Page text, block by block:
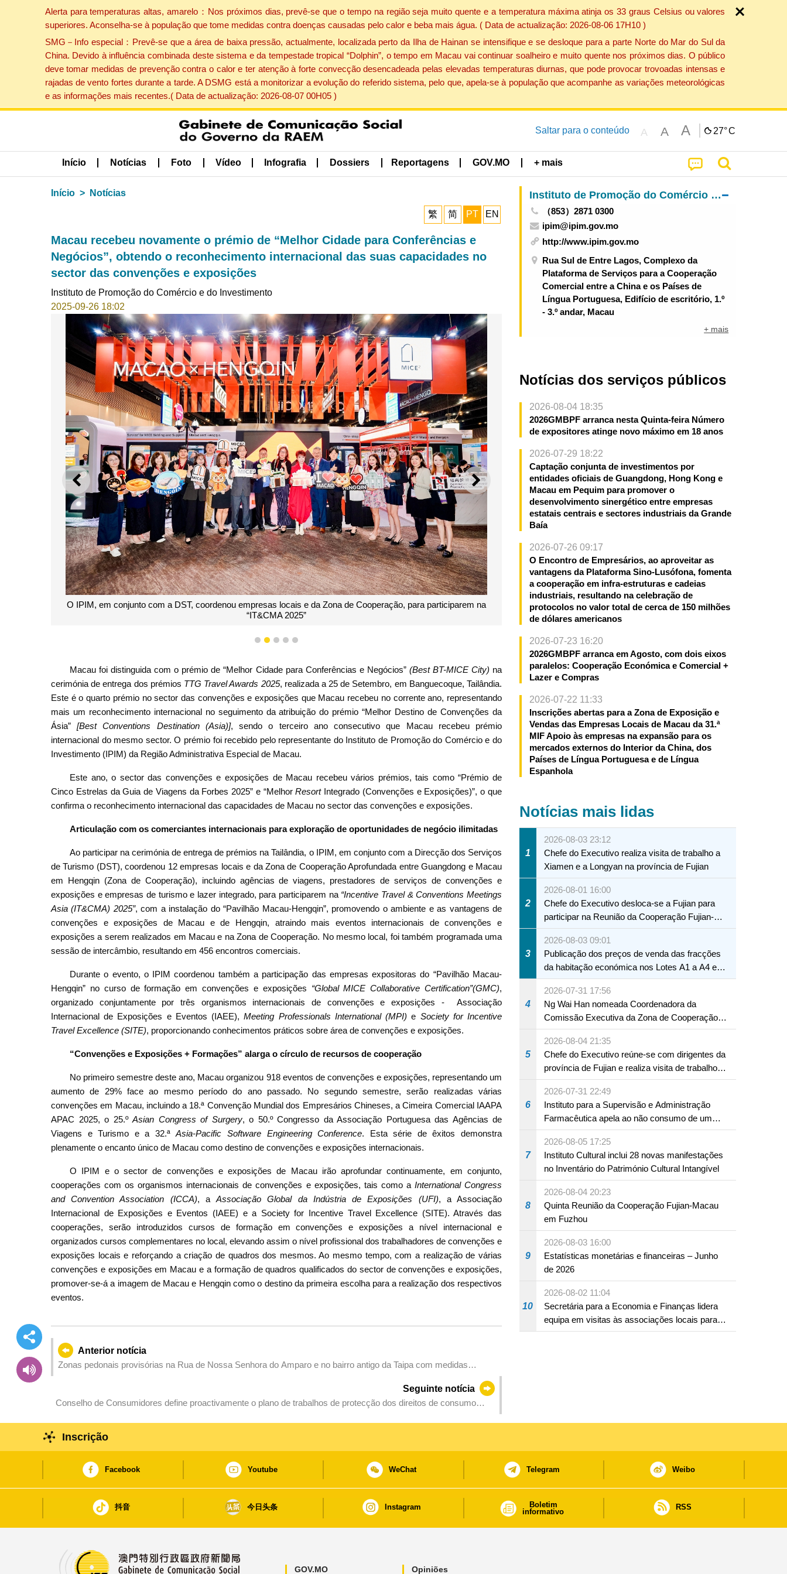
Alerta para temperaturas altas, amarelo：Nos próximos dias, prevê-se que o tempo na região seja muito quente e a temperatura máxima atinja os 33 graus Celsius ou valores
superiores. Aconselha-se à população que tome medidas contra doenças causadas pelo calor e beba mais água. ( Data de actualização: 2026-08-06 17H10 )
SMG－Info especial：Prevê-se que a área de baixa pressão, actualmente, localizada perto da Ilha de Hainan se intensifique e se desloque para a parte Norte do Mar do Sul da
China. Devido à influência combinada deste sistema e da tempestade tropical “Dolphin”, o tempo em Macau vai continuar soalheiro e muito quente nos próximos dias. O público
deve tomar medidas de prevenção contra o calor e ter atenção à forte convecção desencadeada pelas elevadas temperaturas diurnas, que pode provocar trovoadas intensas e
rajadas de vento fortes durante a tarde. A DSMG está a monitorizar a evolução do referido sistema, pelo que, apela-se à população que acompanhe as variações meteorológicas
e as informações mais recentes.( Data de actualização: 2026-08-07 00H05 )
Saltar para o conteúdo A A A 27°C
Início Notícias Foto Vídeo Infografia Dossiers Reportagens GOV.MO + mais
Início Notícias
繁 简 PT EN
Macau recebeu novamente o prémio de “Melhor Cidade para Conferências e
Negócios”, obtendo o reconhecimento internacional das suas capacidades no
sector das convenções e exposições
Instituto de Promoção do Comércio e do Investimento
2025-09-26 18:02
ANTERIOR SEGUINTE
O IPIM, em conjunto com a DST, coordenou empresas locais e da Zona de Cooperação, para participarem na
“IT&CMA 2025”
1 2 3 4 5
Macau foi distinguida com o prémio de “Melhor Cidade para Conferências e Negócios” (Best BT-MICE City) na
cerimónia de entrega dos prémios TTG Travel Awards 2025, realizada a 25 de Setembro, em Banguecoque, Tailândia.
Este é o quarto prémio no sector das convenções e exposições que Macau recebeu no corrente ano, representando
mais um reconhecimento internacional no seguimento da atribuição do prémio “Melhor Destino de Convenções da
Ásia”[Best Conventions Destination (Asia)], sendo o terceiro ano consecutivo que Macau recebeu prémio
internacional do mesmo sector. O prémio foi recebido pelo representante do Instituto de Promoção do Comércio e do
Investimento (IPIM) da Região Administrativa Especial de Macau.
Este ano, o sector das convenções e exposições de Macau recebeu vários prémios, tais como “Prémio de
Cinco Estrelas da Guia de Viagens da Forbes 2025” e “MelhorResortIntegrado (Convenções e Exposições)”, o que
confirma o reconhecimento internacional das capacidades de Macau no sector das convenções e exposições.
Articulação com os comerciantes internacionais para exploração de oportunidades de negócio ilimitadas
Ao participar na cerimónia de entrega de prémios na Tailândia, o IPIM, em conjunto com a Direcção dos Serviços
de Turismo (DST), coordenou 12 empresas locais e da Zona de Cooperação Aprofundada entre Guangdong e Macau
em Hengqin (Zona de Cooperação), incluindo agências de viagens, prestadores de serviços de convenções e
exposições e empresas de turismo e lazer integrado, para participarem na “Incentive Travel & Conventions Meetings
Asia (IT&CMA) 2025”, com a instalação do “Pavilhão Macau-Hengqin”, promovendo o ambiente e as vantagens de
convenções e exposições de Macau e de Hengqin, atraindo mais eventos internacionais de convenções e
exposições a serem realizados em Macau e na Zona de Cooperação. No mesmo local, foi também programada uma
sessão de intercâmbio, resultando em 456 encontros comerciais.
Durante o evento, o IPIM coordenou também a participação das empresas expositoras do “Pavilhão Macau-
Hengqin” no curso de formação em convenções e exposições “Global MICE Collaborative Certification”(GMC),
organizado conjuntamente por três organismos internacionais de convenções e exposições - Associação
Internacional de Exposições e Eventos (IAEE),Meeting Professionals International (MPI) e Society for Incentive
Travel Excellence (SITE), proporcionando conhecimentos práticos sobre área de convenções e exposições.
“Convenções e Exposições + Formações” alarga o círculo de recursos de cooperação
No primeiro semestre deste ano, Macau organizou 918 eventos de convenções e exposições, representando um
aumento de 29% face ao mesmo período do ano passado. No segundo semestre, serão realizadas várias
convenções em Macau, incluindo a 18.ª Convenção Mundial dos Empresários Chineses, a Cimeira Comercial IAAPA
APAC 2025, o 25.ºAsian Congress of Surgery, o 50.º Congresso da Associação Portuguesa das Agências de
Viagens e Turismo e a 32.ªAsia-Pacific Software Engineering Conference. Esta série de êxitos demonstra
plenamente o encanto único de Macau como destino de convenções e exposições internacionais.
O IPIM e o sector de convenções e exposições de Macau irão aprofundar continuamente, em conjunto,
cooperações com os organismos internacionais de convenções e exposições, tais como a International Congress
and Convention Association (ICCA), aAssociação Global da Indústria de Exposições (UFI), a Associação
Internacional de Exposições e Eventos (IAEE) e a Society for Incentive Travel Excellence (SITE). Através das
cooperações, serão introduzidos cursos de formação em convenções e exposições a nível internacional e
organizados cursos complementares no local, elevando assim o nível profissional dos trabalhadores de convenções e
exposições locais e reforçando a criação de quadros dos mesmos. Ao mesmo tempo, com a realização de várias
convenções e exposições em Macau e a formação de quadros qualificados do sector de convenções e exposições,
promover-se-á a imagem de Macau e Hengqin como o destino da primeira escolha para a realização dos respectivos
eventos.
Anterior notícia
Zonas pedonais provisórias na Rua de Nossa Senhora do Amparo e no bairro antigo da Taipa com medidas
Seguinte notícia
Conselho de Consumidores define proactivamente o plano de trabalhos de protecção dos direitos de consumo
Instituto de Promoção do Comércio e do Investimento
（853）2871 0300
ipim@ipim.gov.mo
http://www.ipim.gov.mo
Rua Sul de Entre Lagos, Complexo da
Plataforma de Serviços para a Cooperação
Comercial entre a China e os Países de
Língua Portuguesa, Edifício de escritório, 1.º
- 3.º andar, Macau
+ mais
Notícias dos serviços públicos
2026-08-04 18:35
2026GMBPF arranca nesta Quinta-feira Número
de expositores atinge novo máximo em 18 anos
2026-07-29 18:22
Captação conjunta de investimentos por
entidades oficiais de Guangdong, Hong Kong e
Macau em Pequim para promover o
desenvolvimento sinergético entre empresas
estatais centrais e sectores industriais da Grande
Baía
2026-07-26 09:17
O Encontro de Empresários, ao aproveitar as
vantagens da Plataforma Sino-Lusófona, fomenta
a cooperação em infra-estruturas e cadeias
industriais, resultando na celebração de
protocolos no valor total de cerca de 150 milhões
de dólares americanos
2026-07-23 16:20
2026GMBPF arranca em Agosto, com dois eixos
paralelos: Cooperação Económica e Comercial +
Lazer e Compras
2026-07-22 11:33
Inscrições abertas para a Zona de Exposição e
Vendas das Empresas Locais de Macau da 31.ª
MIF Apoio às empresas na expansão para os
mercados externos do Interior da China, dos
Países de Língua Portuguesa e de Língua
Espanhola
Notícias mais lidas
1
2026-08-03 23:12
Chefe do Executivo realiza visita de trabalho a
Xiamen e a Longyan na província de Fujian
2
2026-08-01 16:00
Chefe do Executivo desloca-se a Fujian para
participar na Reunião da Cooperação Fujian-
Macau
3
2026-08-03 09:01
Publicação dos preços de venda das fracções
da habitação económica nos Lotes A1 a A4 e
A12 da Zona A dos Novos Aterros
4
2026-07-31 17:56
Ng Wai Han nomeada Coordenadora da
Comissão Executiva da Zona de Cooperação
Aprofundada entre Guangdong e Macau em
Hengqin
5
2026-08-04 21:35
Chefe do Executivo reúne-se com dirigentes da
província de Fujian e realiza visita de trabalho
em Fuzhou
6
2026-07-31 22:49
Instituto para a Supervisão e Administração
Farmacêutica apela ao não consumo de um
produto com substâncias medicamentosas
ocidentais
7
2026-08-05 17:25
Instituto Cultural inclui 28 novas manifestações
no Inventário do Património Cultural Intangível
8
2026-08-04 20:23
Quinta Reunião da Cooperação Fujian-Macau
em Fuzhou
9
2026-08-03 16:00
Estatísticas monetárias e financeiras – Junho
de 2026
10
2026-08-02 11:04
Secretária para a Economia e Finanças lidera
equipa em visitas às associações locais para
consolidar consensos e promover os trabalhos
Inscrição
Facebook Youtube WeChat Telegram Weibo
抖音 今日头条 Instagram
Boletim
informativo
RSS
GOV.MO Opiniões